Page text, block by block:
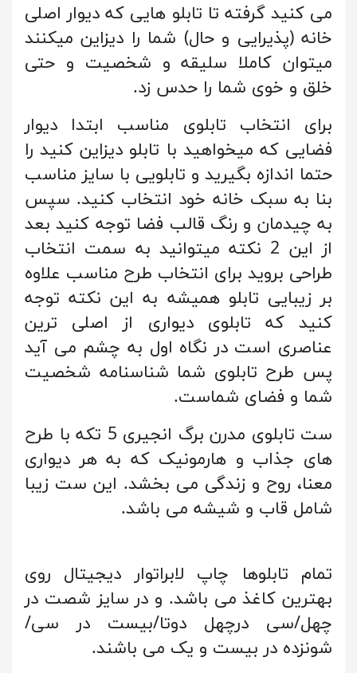
می کنید گرفته تا تابلو هایی که دیوار اصلی
خانه (پذیرایی و حال) شما را دیزاین میکنند
میتوان کاملا سلیقه و شخصیت و حتی
خلق و خوی شما را حدس زد.
برای انتخاب تابلوی مناسب ابتدا دیوار
فضایی که میخواهید با تابلو دیزاین کنید را
حتما اندازه بگیرید و تابلویی با سایز مناسب
بنا به سبک خانه خود انتخاب کنید. سپس
به چیدمان و رنگ قالب فضا توجه کنید بعد
از این 2 نکته میتوانید به سمت انتخاب
طراحی بروید برای انتخاب طرح مناسب علاوه
بر زیبایی تابلو همیشه به این نکته توجه
کنید که تابلوی دیواری از اصلی ترین
عناصری است در نگاه اول به چشم می آید
پس طرح تابلوی شما شناسنامه شخصیت
شما و فضای شماست.
ست تابلوی مدرن برگ انجیری 5 تکه با طرح
های جذاب و هارمونیک که به هر دیواری
معنا، روح و زندگی می بخشد. این ست زیبا
شامل قاب و شیشه می باشد.
تمام تابلوها چاپ لابراتوار دیجیتال روی
بهترین کاغذ می باشد. و در سایز شصت در
چهل/سی درچهل دوتا/بیست در سی/
شونزده در بیست و یک می باشند.